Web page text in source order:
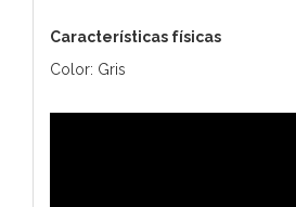
Características físicas
Color: Gris